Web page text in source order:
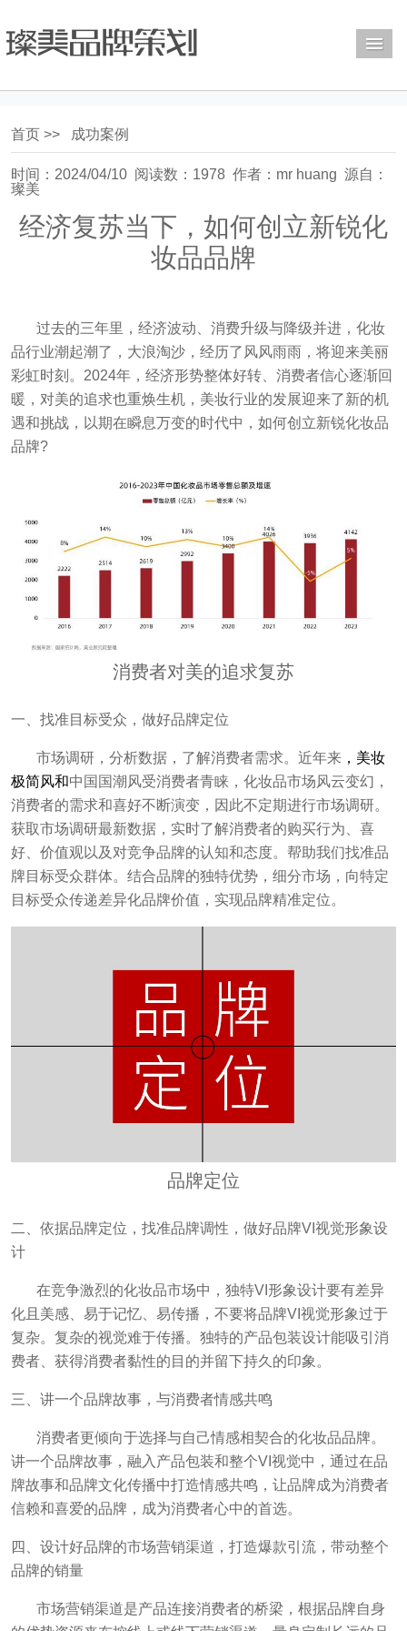
首页 >> 成功案例
时间：2024/04/10 阅读数：1978 作者：mr huang 源自：
璨美
经济复苏当下，如何创立新锐化
妆品品牌
过去的三年里，经济波动、消费升级与降级并进，化妆
品行业潮起潮了，大浪淘沙，经历了风风雨雨，将迎来美丽
彩虹时刻。2024年，经济形势整体好转、消费者信心逐渐回
暖，对美的追求也重焕生机，美妆行业的发展迎来了新的机
遇和挑战，以期在瞬息万变的时代中，如何创立新锐化妆品
品牌?
消费者对美的追求复苏
一、找准目标受众，做好品牌定位
市场调研，分析数据，了解消费者需求。近年来 ， 美妆
极简风和中国国潮风受消费者青睐，化妆品市场风云变幻，
消费者的需求和喜好不断演变，因此不定期进行市场调研。
获取市场调研最新数据，实时了解消费者的购买行为、喜
好、价值观以及对竞争品牌的认知和态度。帮助我们找准品
牌目标受众群体。结合品牌的独特优势，细分市场，向特定
目标受众传递差异化品牌价值，实现品牌精准定位。
品牌定位
二、依据品牌定位，找准品牌调性，做好品牌VI视觉形象设
计
在竞争激烈的化妆品市场中，独特VI形象设计要有差异
化且美感、易于记忆、易传播，不要将品牌VI视觉形象过于
复杂。复杂的视觉难于传播。独特的产品包装设计能吸引消
费者、获得消费者黏性的目的并留下持久的印象。
三、讲一个品牌故事，与消费者情感共鸣
消费者更倾向于选择与自己情感相契合的化妆品品牌。
讲一个品牌故事，融入产品包装和整个VI视觉中，通过在品
牌故事和品牌文化传播中打造情感共鸣，让品牌成为消费者
信赖和喜爱的品牌，成为消费者心中的首选。
四、设计好品牌的市场营销渠道，打造爆款引流，带动整个
品牌的销量
市场营销渠道是产品连接消费者的桥梁，根据品牌自身